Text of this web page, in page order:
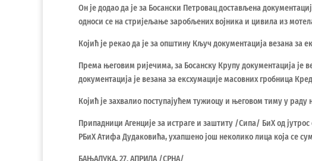
Он је додао да је за Босански Петровац достављена
односи се на стријељање заробљених војника и цивила из
Којић је рекао да је за општину Кључ документација везана за
Према његовим ријечима, за Босанску Крупу документација је
документација је везана за ексхумације масовних гробница
Којић је захвалио поступајућем тужиоцу и његовом тиму у
Припадници Агенције за истраге и заштиту /Сипа/ БиХ од
РБиХ Атифа Дудаковића, ухапшено још неколико лица која се
БАЊАЛУКА, 27. АПРИЛА /СРНА/